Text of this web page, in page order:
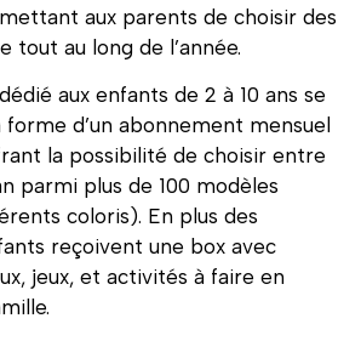
aux parents de choisir des
tout au long de l’année.
aux enfants de 2 à 10 ans se
d’un abonnement mensuel
la possibilité de choisir entre
parmi plus de 100 modèles
coloris). En plus des
reçoivent une box avec
jeux, et activités à faire en